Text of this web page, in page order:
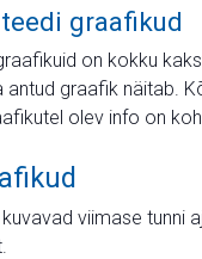
graafikud
on kokku
antud graafik näitab.
olev info on
viimase tunni